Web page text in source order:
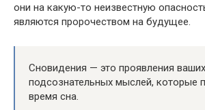
они на какую-то неизвестную
являются пророчеством на будущее.
Сновидения — это проявления ваших
подсознательных мыслей, которые
время сна.